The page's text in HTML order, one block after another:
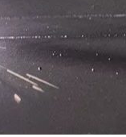
Tiếng Việt
Polski
Türk dili
Filipino